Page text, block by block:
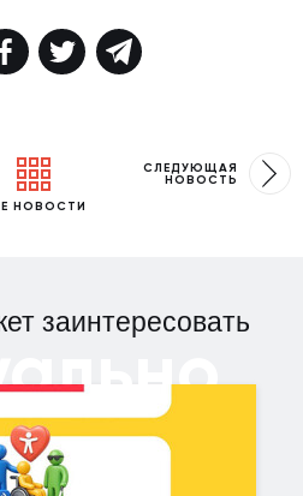
НОВОСТИ
СЛЕДУЮЩАЯ
НОВОСТЬ
заинтересовать